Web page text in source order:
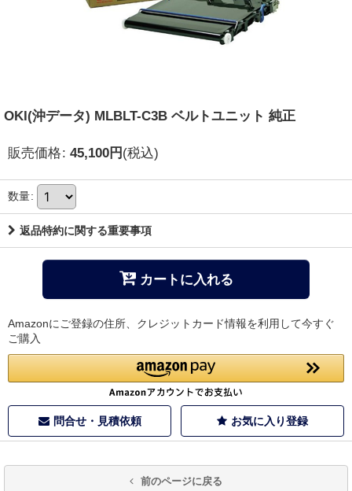
OKI(沖データ) MLBLT-C3B ベルトユニット 純正
販売価格: 45,100円 (税込)
数量:
返品特約に関する重要事項
カートに入れる
Amazonにご登録の住所、クレジットカード情報を利用して今すぐ
ご購入
問合せ・見積依頼 お気に入り登録
前のページに戻る